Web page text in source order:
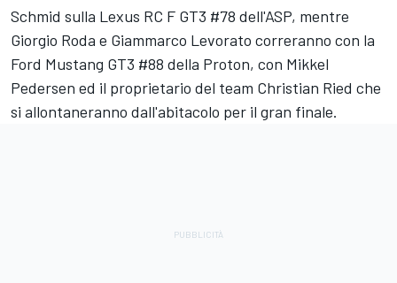
Schmid sulla Lexus RC F GT3 #78 dell'ASP, mentre
Giorgio Roda e Giammarco Levorato correranno con la
Ford Mustang GT3 #88 della Proton, con Mikkel
Pedersen ed il proprietario del team Christian Ried che
si allontaneranno dall'abitacolo per il gran finale.